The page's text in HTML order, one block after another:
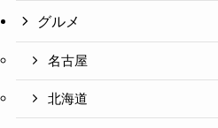
グルメ
名古屋
北海道